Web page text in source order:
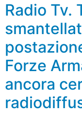
Radio Tv.
Forze
ancora